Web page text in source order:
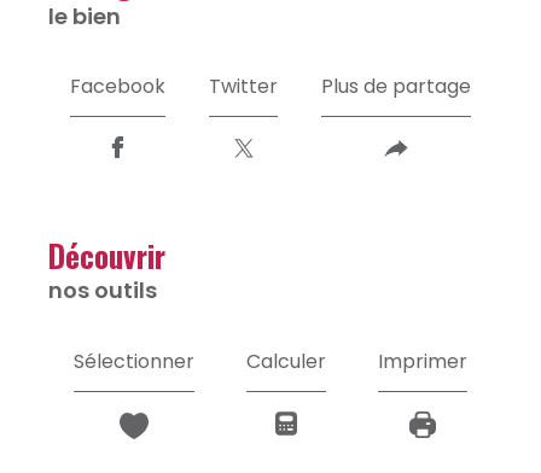
le bien
Facebook Twitter Plus de partage
découvrir
nos outils
Sélectionner Calculer Imprimer